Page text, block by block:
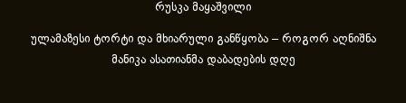
რუსკა მაყაშვილი
ულამაზესი ტორტი და მხიარული განწყობა – როგორ აღნიშნა
მანიკა ასათიანმა დაბადების დღე